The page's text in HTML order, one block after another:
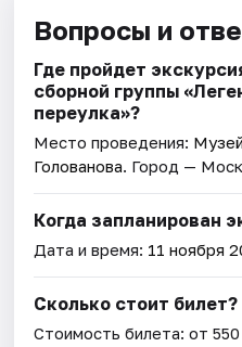
Вопросы и
Где пройдет
сборной группы
переулка»?
Место проведения:
Голованова. Город —
Когда запланирован
Дата и время: 11 ноября
Сколько стоит билет?
Стоимость билета: от